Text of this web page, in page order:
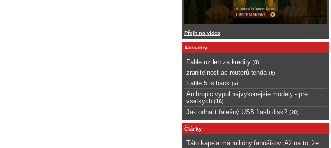
Přejít na videa
Aktuality
Fable uz len za kredity (0)
zranitelnost ac routerů tenda (6)
Fable 5 is back (5)
Anthropic vypol najvykonejsie modely - pre
vsetkych (16)
Jak odhalit falešný USB flash disk? (20)
Články
Táto kapela má milióny fanúšikov. Až na to, že